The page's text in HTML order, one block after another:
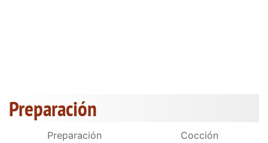
Preparación
Preparación Cocción